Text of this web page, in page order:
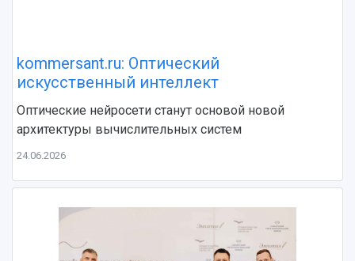
Официальные документы
kommersant.ru: Оптический
искусственный интеллект
Оптические нейросети станут основой новой
архитектуры вычислительных систем
24.06.2026